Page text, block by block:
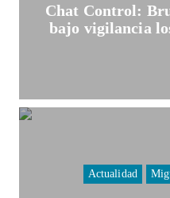
Chat Control:
bajo vigilancia
Actualidad